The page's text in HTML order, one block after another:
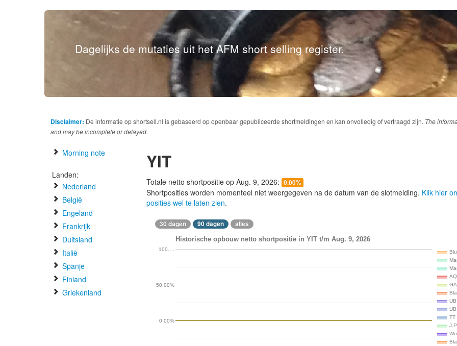
Dagelijks de mutaties uit het AFM short selling register.
Disclaimer: De informatie op shortsell.nl is gebaseerd op openbaar gepubliceerde shortmeldingen en kan onvolledig of vertraagd zijn. The
and may be incomplete or delayed.
Morning note
Landen:
Nederland
België
Engeland
Frankrijk
Duitsland
Italië
Spanje
Finland
Griekenland
YIT
Totale netto shortpositie op Aug. 9, 2026: 0.00%
Shortposities worden momenteel niet weergegeven na de datum van de slotmelding. Klik hier
posities wel te laten zien.
30 dagen 90 dagen alles
Historische opbouw netto shortpositie in YIT t/m Aug. 9, 2026
TT
0.00%
50.00%
100.…